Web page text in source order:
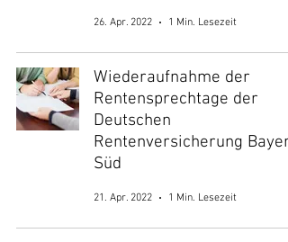
26. Apr. 2022 1 Min. Lesezeit
Wiederaufnahme der
Rentensprechtage der
Deutschen
Rentenversicherung
Süd
21. Apr. 2022 1 Min. Lesezeit